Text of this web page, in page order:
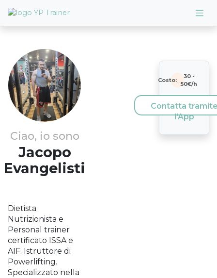
Ciao, io sono
Jacopo
Evangelisti
Dietista
Nutrizionista e
Personal trainer
certificato ISSA e
AIF. Istruttore di
Powerlifting.
Specializzato nella
Costo:
30-
50€/h
Contatta
l'App